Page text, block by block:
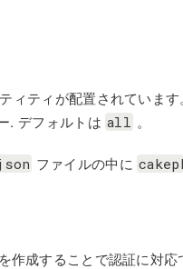
ィティが配置されていま
. デフォルトは all 。
ファイルの中に
成することで認証に対